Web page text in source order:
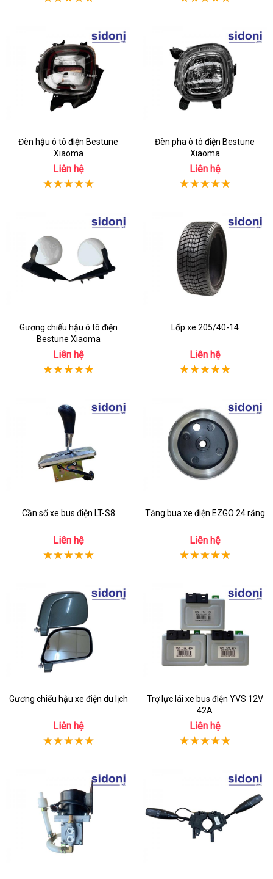
Đèn hậu ô tô điện Bestune
Xiaoma
Liên hệ
Đèn pha ô tô điện Bestune
Xiaoma
Liên hệ
Gương chiếu hậu ô tô điện
Bestune Xiaoma
Liên hệ
Lốp xe 205/40-14
Liên hệ
Cần số xe bus điện LT-S8
Liên hệ
Tăng bua xe điện EZGO 24 răng
Liên hệ
Gương chiếu hậu xe điện du lịch
Liên hệ
Trợ lực lái xe bus điện YVS 12V
42A
Liên hệ